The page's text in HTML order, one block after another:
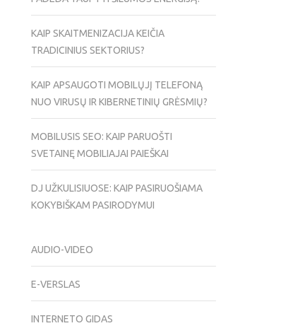
KAIP SKAITMENIZACIJA KEIČIA
TRADICINIUS SEKTORIUS?
KAIP APSAUGOTI MOBILŲJĮ TELEFONĄ
NUO VIRUSŲ IR KIBERNETINIŲ GRĖSMIŲ?
MOBILUSIS SEO: KAIP PARUOŠTI
SVETAINĘ MOBILIAJAI PAIEŠKAI
DJ UŽKULISIUOSE: KAIP PASIRUOŠIAMA
KOKYBIŠKAM PASIRODYMUI
AUDIO-VIDEO
E-VERSLAS
INTERNETO GIDAS